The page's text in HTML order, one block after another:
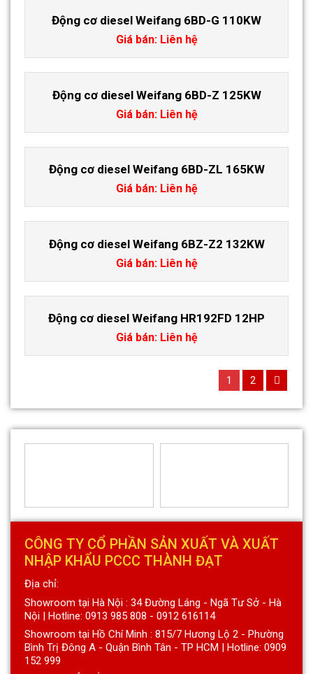
Động cơ diesel Weifang 6BD-G 110KW
Giá bán: Liên hệ
Động cơ diesel Weifang 6BD-Z 125KW
Giá bán: Liên hệ
Động cơ diesel Weifang 6BD-ZL 165KW
Giá bán: Liên hệ
Động cơ diesel Weifang 6BZ-Z2 132KW
Giá bán: Liên hệ
Động cơ diesel Weifang HR192FD 12HP
Giá bán: Liên hệ
1 2
CÔNG TY CỔ PHẦN SẢN XUẤT VÀ XUẤT
NHẬP KHẨU PCCC THÀNH ĐẠT
Địa chỉ:
Showroom tại Hà Nội : 34 Đường Láng - Ngã Tư Sở - Hà
Nội | Hotline: 0913 985 808 - 0912 616114
Showroom tại Hồ Chí Minh : 815/7 Hương Lộ 2 - Phường
Bình Trị Đông A - Quận Bình Tân - TP HCM | Hotline: 0909
152 999